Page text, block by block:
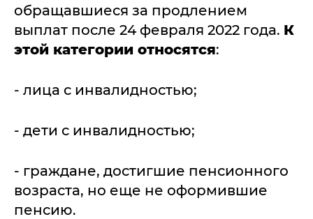
обращавшиеся за продлением
выплат после 24 февраля 2022 года. К
этой категории относятся:
- лица с инвалидностью;
- дети с инвалидностью;
- граждане, достигшие пенсионного
возраста, но еще не оформившие
пенсию.